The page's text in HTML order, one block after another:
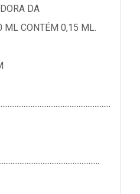
DA
ML CONTÉM 0,15 ML.